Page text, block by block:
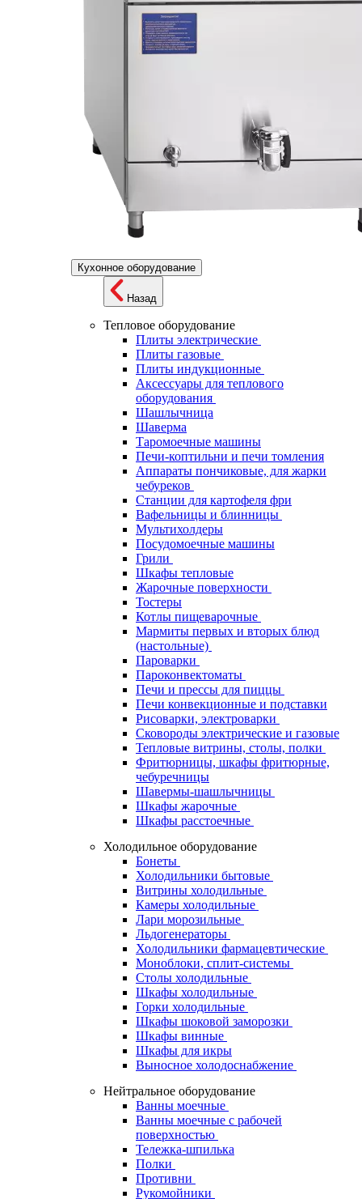
Кухонное оборудование
Назад
Тепловое оборудование
Плиты электрические
Плиты газовые
Плиты индукционные
Аксессуары для теплового
оборудования
Шашлычница
Шаверма
Таромоечные машины
Печи-коптильни и печи томления
Аппараты пончиковые, для жарки
чебуреков
Станции для картофеля фри
Вафельницы и блинницы
Мультихолдеры
Посудомоечные машины
Грили
Шкафы тепловые
Жарочные поверхности
Тостеры
Котлы пищеварочные
Мармиты первых и вторых блюд
(настольные)
Пароварки
Пароконвектоматы
Печи и прессы для пиццы
Печи конвекционные и подставки
Рисоварки, электроварки
Сковороды электрические и газовые
Тепловые витрины, столы, полки
Фритюрницы, шкафы фритюрные,
чебуречницы
Шавермы-шашлычницы
Шкафы жарочные
Шкафы расстоечные
Холодильное оборудование
Бонеты
Холодильники бытовые
Витрины холодильные
Камеры холодильные
Лари морозильные
Льдогенераторы
Холодильники фармацевтические
Моноблоки, сплит-системы
Столы холодильные
Шкафы холодильные
Горки холодильные
Шкафы шоковой заморозки
Шкафы винные
Шкафы для икры
Выносное холодоснабжение
Нейтральное оборудование
Ванны моечные
Ванны моечные с рабочей
поверхностью
Тележка-шпилька
Полки
Противни
Рукомойники